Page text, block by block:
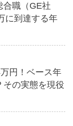
合職（GE社
に到達する年
円！ベース年
その実態を現役